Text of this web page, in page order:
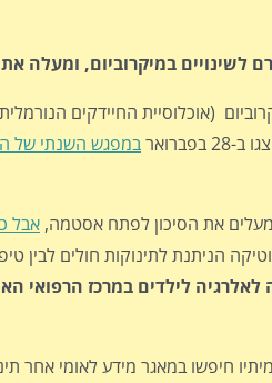
במיקרוביום, ומעלה את
(אוכלוסיית החיידקים
את הסיכון לפתח אסטמה, אבל
הניתנת לתינוקות חולים
לילדים במרכז הרפואי
חיפשו במאגר מידע לאומי אחר